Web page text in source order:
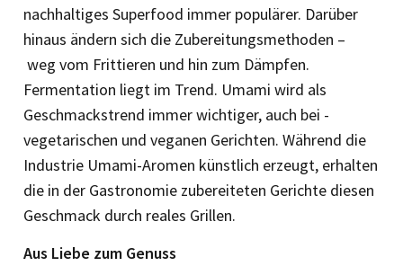
nachhaltiges Superfood immer populärer. Darüber
hinaus ändern sich die Zubereitungsmethoden –
weg vom Frittieren und hin zum Dämpfen.
Fermentation liegt im Trend. Umami wird als
Geschmacks­trend immer wichtiger, auch bei ­
vegetarischen und veganen Gerich­ten. Während die
Industrie Umami-Aromen künstlich erzeugt, erhalten
die in der Gastronomie zubereiteten Gerichte diesen
Geschmack durch reales Grillen.
Aus Liebe zum Genuss